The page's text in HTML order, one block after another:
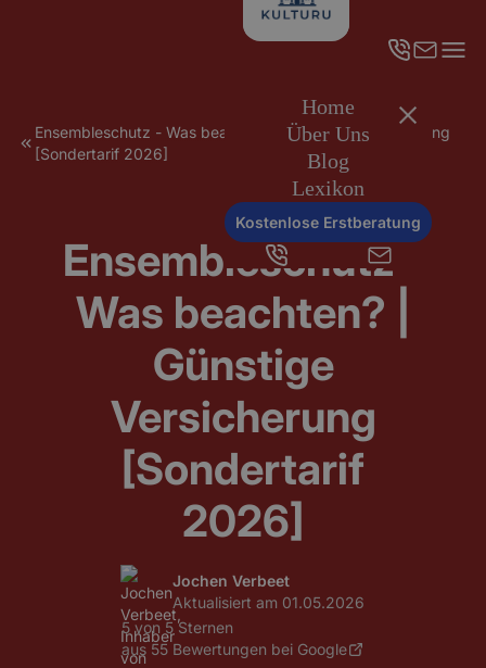
Home
Über Uns
Blog
Lexikon
Kostenlose Erstberatung
Ensembleschutz - Was beachten? | Günstige Versicherung
[Sondertarif 2026]
Ensembleschutz -
Was beachten? |
Günstige
Versicherung
[Sondertarif
2026]
Jochen Verbeet
Aktualisiert am 01.05.2026
5 von 5 Sternen
aus 55 Bewertungen bei Google